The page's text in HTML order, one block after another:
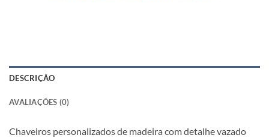
DESCRIÇÃO
AVALIAÇÕES (0)
Chaveiros personalizados de madeira com detalhe vazado